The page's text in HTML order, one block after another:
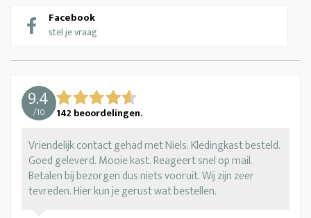
Facebook
stel je vraag
9.4
/10 142 beoordelingen.
Vriendelijk contact gehad met Niels. Kledingkast besteld.
Goed geleverd. Mooie kast. Reageert snel op mail.
Betalen bij bezorgen dus niets vooruit. Wij zijn zeer
tevreden. Hier kun je gerust wat bestellen.